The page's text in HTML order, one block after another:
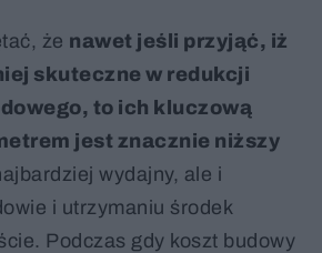
że nawet jeśli przyjąć, iż
skuteczne w redukcji
to ich kluczową
jest znacznie niższy
wydajny, ale i
i utrzymaniu środek
Podczas gdy koszt budowy